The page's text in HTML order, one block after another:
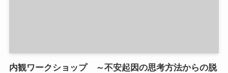
内観ワークショップ ～不安起因の思考方法からの脱